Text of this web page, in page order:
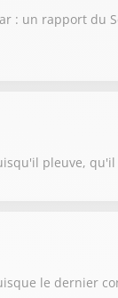
: un rapport du
pleuve,
le dernier